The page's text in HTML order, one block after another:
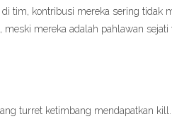
tim, kontribusi mereka sering tidak
mereka adalah pahlawan
turret ketimbang mendapatkan